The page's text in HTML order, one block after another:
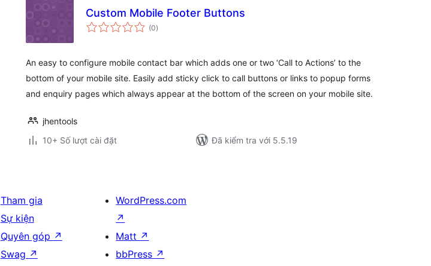
Custom Mobile Footer Buttons
(0tổng
đánh
)
An easy to configure mobile contact bar which adds one or two ‘Call to Actions’ to the
bottom of your mobile site. Easily add sticky click to call buttons or links to popup forms
and enquiry pages which always appear at the bottom of the screen on your mobile site.
jhentools
10+ Số lượt cài đặt
Đã kiểm tra với 5.5.19
Tham gia
Sự kiện
Quyên góp ↗
Swag ↗
WordPress.com
↗
Matt ↗
bbPress ↗